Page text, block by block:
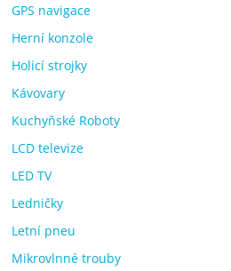
GPS navigace
Herní konzole
Holicí strojky
Kávovary
Kuchyňské Roboty
LCD televize
LED TV
Ledničky
Letní pneu
Mikrovlnné trouby